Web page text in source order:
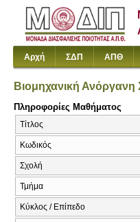
Αρχή ΣΔΠ ΑΠΘ
Βιομηχανική Ανόργανη
Πληροφορίες Μαθήματος
Τίτλος
Κωδικός
Σχολή
Τμήμα
Κύκλος / Επίπεδο